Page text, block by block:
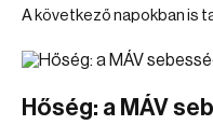
A következő napokban is
Hőség: a MÁV